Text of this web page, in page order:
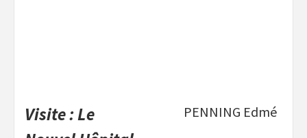
Visite : Le
PENNING Edmé